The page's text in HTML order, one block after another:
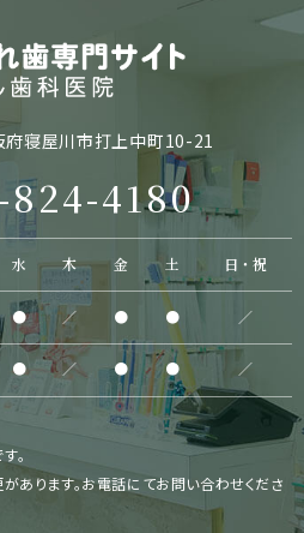
寝屋川市打上中町10-21
824-4180
水 木 金 土 日・祝
● ／ ● ● ／
● ／ ● ● ／
。
あります。お電話にてお問い合わせくださ